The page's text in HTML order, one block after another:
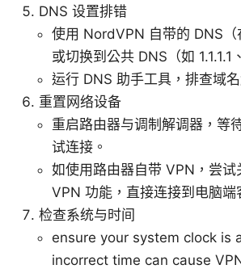
DNS 设置排错
使用 NordVPN 自带的 DNS（
或切换到公共 DNS（如 1.1.1.1
运行 DNS 助手工具，排查域名
重置网络设备
重启路由器与调制解调器，等
试连接。
如使用路由器自带 VPN，尝试
VPN 功能，直接连接到电脑端
检查系统与时间
ensure your system clock is
incorrect time can cause